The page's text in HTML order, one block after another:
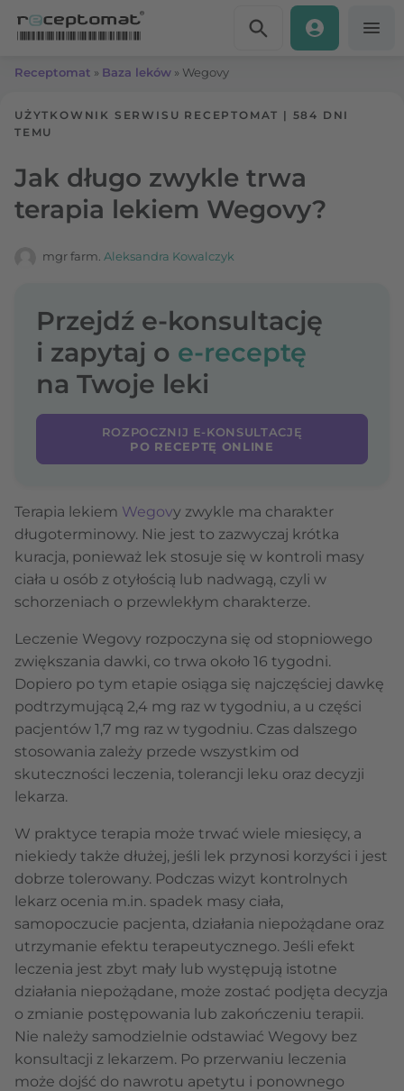
Receptomat » Baza leków » Wegovy
UŻYTKOWNIK SERWISU RECEPTOMAT | 584 DNI
TEMU
Jak długo zwykle trwa
terapia lekiem Wegovy?
mgr farm. Aleksandra Kowalczyk
Przejdź e-konsultację
i zapytaj o e-receptę
na Twoje leki
ROZPOCZNIJ E-KONSULTACJĘ
PO RECEPTĘ ONLINE
Terapia lekiem Wegovy zwykle ma charakter
długoterminowy. Nie jest to zazwyczaj krótka
kuracja, ponieważ lek stosuje się w kontroli masy
ciała u osób z otyłością lub nadwagą, czyli w
schorzeniach o przewlekłym charakterze.
Leczenie Wegovy rozpoczyna się od stopniowego
zwiększania dawki, co trwa około 16 tygodni.
Dopiero po tym etapie osiąga się najczęściej dawkę
podtrzymującą 2,4 mg raz w tygodniu, a u części
pacjentów 1,7 mg raz w tygodniu. Czas dalszego
stosowania zależy przede wszystkim od
skuteczności leczenia, tolerancji leku oraz decyzji
lekarza.
W praktyce terapia może trwać wiele miesięcy, a
niekiedy także dłużej, jeśli lek przynosi korzyści i jest
dobrze tolerowany. Podczas wizyt kontrolnych
lekarz ocenia m.in. spadek masy ciała,
samopoczucie pacjenta, działania niepożądane oraz
utrzymanie efektu terapeutycznego. Jeśli efekt
leczenia jest zbyt mały lub występują istotne
działania niepożądane, może zostać podjęta decyzja
o zmianie postępowania lub zakończeniu terapii.
Nie należy samodzielnie odstawiać Wegovy bez
konsultacji z lekarzem. Po przerwaniu leczenia
może dojść do nawrotu apetytu i ponownego